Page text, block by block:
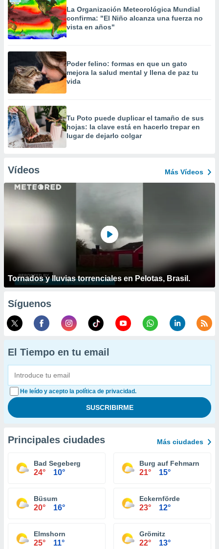
La Organización Meteorológica Mundial
confirma: "El Niño alcanza una fuerza no
vista en años"
Poder felino: formas en que un gato
mejora la salud mental y llena de paz tu
vida
Tu Poto puede duplicar el tamaño de sus
hojas: la clave está en hacerlo trepar en
lugar de dejarlo colgar
Vídeos Más Vídeos
Tornados y lluvias torrenciales en Pelotas, Brasil.
Síguenos
El Tiempo en tu email
He leído y acepto la política de privacidad.
Principales ciudades Más ciudades
Bad Segeberg
24° 10°
Burg auf Fehmarn
21° 15°
Büsum
20° 16°
Eckernförde
23° 12°
Elmshorn
25° 11°
Grömitz
22° 13°